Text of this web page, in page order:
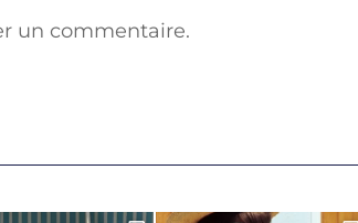
un commentaire.